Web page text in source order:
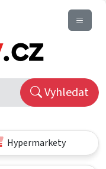
Vyhledat
Hypermarkety